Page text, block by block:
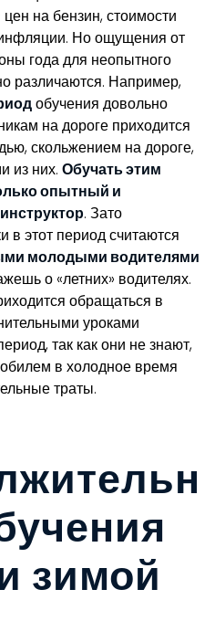
на бензин, стоимости
Но ощущения от
года для неопытного
различаются. Например,
обучения довольно
на дороге приходится
скольжением на дороге,
из них. Обучать этим
опытный и
. Зато
в этот период считаются
молодыми водителями
о «летних» водителях.
обращаться в
уроками
так как они не знают,
в холодное время
траты.
зимой